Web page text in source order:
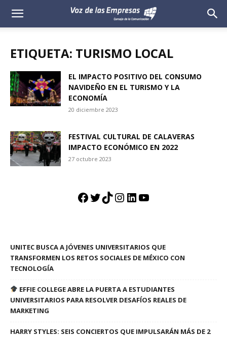
Voz
Empresas
ETIQUETA: TURISMO LOCAL
EL IMPACTO POSITIVO DEL CONSUMO
NAVIDEÑO EN EL TURISMO Y LA
ECONOMÍA
20 diciembre 2023
FESTIVAL CULTURAL DE CALAVERAS
IMPACTO ECONÓMICO EN 2022
27 octubre 2023
Facebook
Twitter
TikTok
Instagram
LinkedIn
YouTube
UNITEC BUSCA A JÓVENES UNIVERSITARIOS QUE
TRANSFORMEN LOS RETOS SOCIALES DE MÉXICO CON
TECNOLOGÍA
EFFIE COLLEGE ABRE LA PUERTA A ESTUDIANTES
UNIVERSITARIOS PARA RESOLVER DESAFÍOS REALES DE
MARKETING
HARRY STYLES: SEIS CONCIERTOS QUE IMPULSARÁN MÁS DE 2